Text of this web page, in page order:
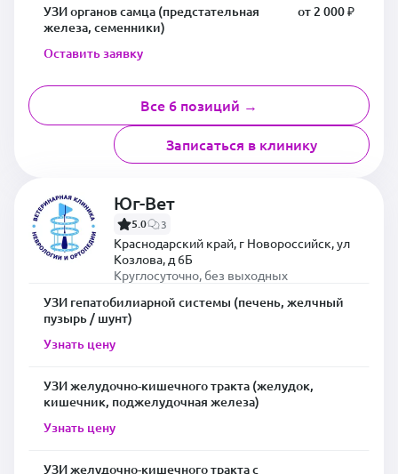
УЗИ органов самца (предстательная
железа, семенники)
от 2 000 ₽
Оставить заявку
Все 6 позиций →
Записаться в клинику
Юг-Вет
5.0 3
Краснодарский край, г Новороссийск, ул
Козлова, д 6Б
Круглосуточно, без выходных
УЗИ гепатобилиарной системы (печень, желчный
пузырь / шунт)
Узнать цену
УЗИ желудочно-кишечного тракта (желудок,
кишечник, поджелудочная железа)
Узнать цену
УЗИ желудочно-кишечного тракта с